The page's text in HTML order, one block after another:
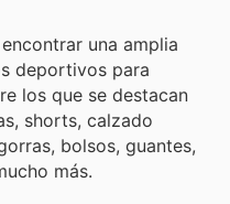
una amplia
deportivos para
los que se destacan
shorts, calzado
bolsos, guantes,
más.